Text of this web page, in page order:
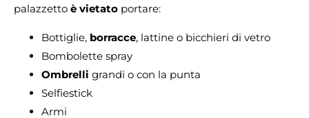
palazzetto è vietato portare:
Bottiglie, borracce, lattine o bicchieri di vetro
Bombolette spray
Ombrelli grandi o con la punta
Selfiestick
Armi